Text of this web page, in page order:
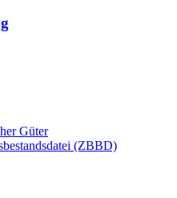
Gü­ter
(ZBBD)